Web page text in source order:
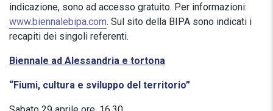
indicazione, sono ad accesso gratuito. Per informazioni:
www.biennalebipa.com. Sul sito della BIPA sono indicati i
recapiti dei singoli referenti.
Biennale ad Alessandria e tortona
“Fiumi, cultura e sviluppo del territorio”